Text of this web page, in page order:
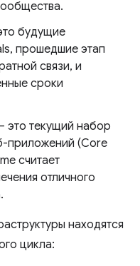
будущие
прошедшие этап
связи, и
сроки
это текущий набор
приложений (Core
считает
отличного
находятся
цикла: